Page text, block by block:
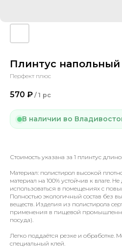
Плинтус напольный
Перфект плюс
570 ₽ / 1 pc
В наличии во
Стоимость указана за 1 плинтус
Материал: полистирол высокой
материал на 100% устойчив к влаге.
использоваться в помещениях с
Полностью экологичный состав без
веществ. Изделия из полистирола
применения в пищевой
посуда).
Легко поддаётся резке и обработке.
специальный клей.